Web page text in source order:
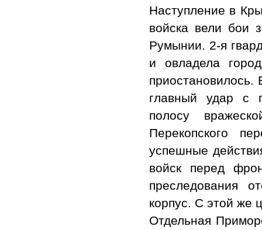
Наступление в
войска вели бои
Румынии. 2-я
и овладела
главный удар с
полосу
Перекопского
успешные
войск перед
преследования
корпус. С этой же
Отдельная